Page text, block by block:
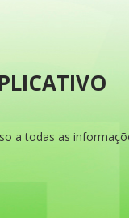
a todas as